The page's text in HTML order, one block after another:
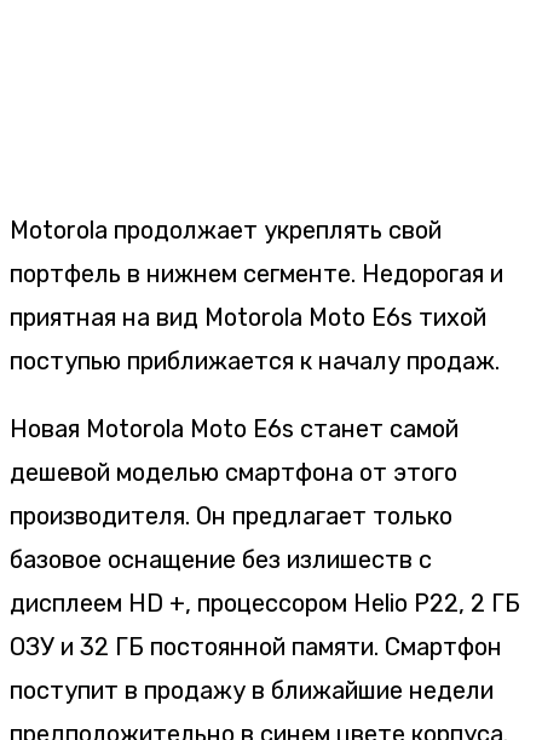
Motorola продолжает укреплять свой
портфель в нижнем сегменте. Недорогая и
приятная на вид Motorola Moto E6s тихой
поступью приближается к началу продаж.
Новая Motorola Moto E6s станет самой
дешевой моделью смартфона от этого
производителя. Он предлагает только
базовое оснащение без излишеств с
дисплеем HD +, процессором Helio P22, 2 ГБ
ОЗУ и 32 ГБ постоянной памяти. Смартфон
поступит в продажу в ближайшие недели
предположительно в синем цвете корпуса.